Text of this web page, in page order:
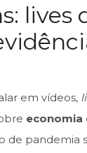
lives
em vídeos,
economia
de pandemia